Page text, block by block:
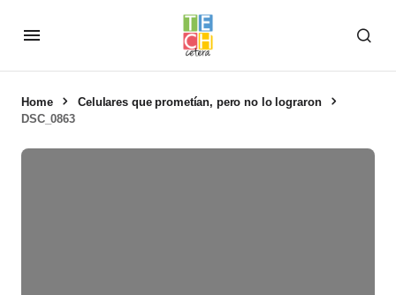
Home
Celulares que prometían, pero no lo lograron
DSC_0863